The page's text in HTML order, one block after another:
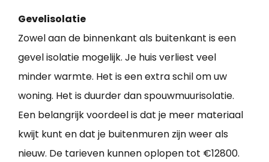
Gevelisolatie
Zowel aan de binnenkant als buitenkant is een
gevel isolatie mogelijk. Je huis verliest veel
minder warmte. Het is een extra schil om uw
woning. Het is duurder dan spouwmuurisolatie.
Een belangrijk voordeel is dat je meer materiaal
kwijt kunt en dat je buitenmuren zijn weer als
nieuw. De tarieven kunnen oplopen tot €12800.